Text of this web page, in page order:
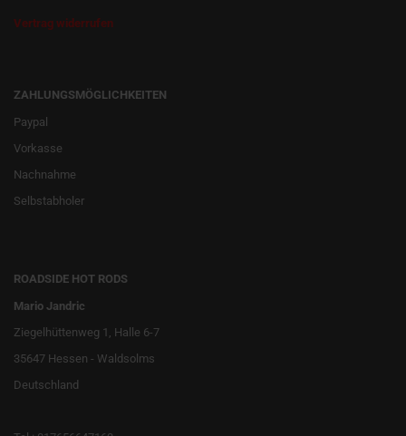
Vertrag widerrufen
ZAHLUNGSMÖGLICHKEITEN
Paypal
Vorkasse
Nachnahme
Selbstabholer
ROADSIDE HOT RODS
Mario Jandric
Ziegelhüttenweg 1, Halle 6-7
35647 Hessen - Waldsolms
Deutschland